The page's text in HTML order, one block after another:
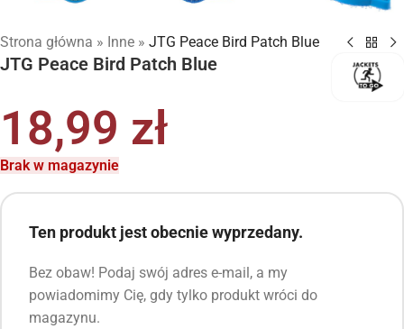
Strona główna » Inne » JTG Peace Bird Patch Blue
JTG Peace Bird Patch Blue
18,99 zł
Brak w magazynie
Ten produkt jest obecnie wyprzedany.
Bez obaw! Podaj swój adres e-mail, a my
powiadomimy Cię, gdy tylko produkt wróci do
magazynu.